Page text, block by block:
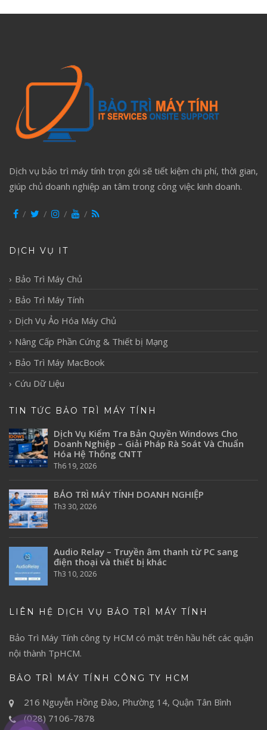
Dịch vụ bảo trì máy tính trọn gói sẽ tiết kiệm chi phí, thời gian,
giúp chủ doanh nghiệp an tâm trong công việc kinh doanh.
DỊCH VỤ IT
Bảo Trì Máy Chủ
Bảo Trì Máy Tính
Dịch Vụ Ảo Hóa Máy Chủ
Nâng Cấp Phần Cứng & Thiết bị Mạng
Bảo Trì Máy MacBook
Cứu Dữ Liệu
TIN TỨC BẢO TRÌ MÁY TÍNH
Dịch Vụ Kiểm Tra Bản Quyền Windows Cho
Doanh Nghiệp – Giải Pháp Rà Soát Và Chuẩn
Hóa Hệ Thống CNTT
Th6 19, 2026
BẢO TRÌ MÁY TÍNH DOANH NGHIỆP
Th3 30, 2026
Audio Relay – Truyền âm thanh từ PC sang
điện thoại và thiết bị khác
Th3 10, 2026
LIÊN HỆ DỊCH VỤ BẢO TRÌ MÁY TÍNH
Bảo Trì Máy Tính công ty HCM có mặt trên hầu hết các quận
nội thành TpHCM.
BẢO TRÌ MÁY TÍNH CÔNG TY HCM
216 Nguyễn Hồng Đào, Phường 14, Quận Tân Bình
(028) 7106-7878